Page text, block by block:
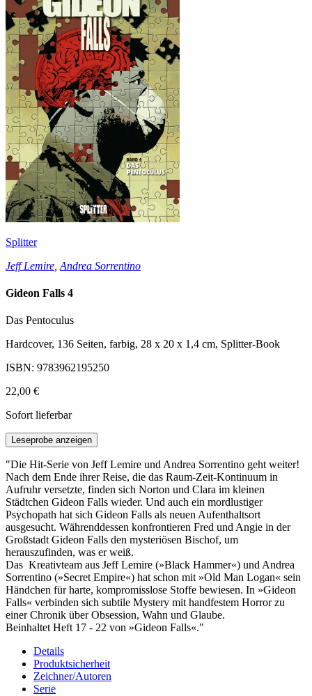
Splitter
Jeff Lemire Andrea Sorrentino
Gideon Falls 4
Das Pentoculus
Hardcover, 136 Seiten, farbig, 28 x 20 x 1,4 cm, Splitter-Book
ISBN: 9783962195250
22,00 €
Sofort lieferbar
Leseprobe anzeigen
"Die Hit-Serie von Jeff Lemire und Andrea Sorrentino geht weiter!
Nach dem Ende ihrer Reise, die das Raum-Zeit-Kontinuum in
Aufruhr versetzte, finden sich Norton und Clara im kleinen
Städtchen Gideon Falls wieder. Und auch ein mordlustiger
Psychopath hat sich Gideon Falls als neuen Aufenthaltsort
ausgesucht. Währenddessen konfrontieren Fred und Angie in der
Großstadt Gideon Falls den mysteriösen Bischof, um
herauszufinden, was er weiß.
Das Kreativteam aus Jeff Lemire (»Black Hammer«) und Andrea
Sorrentino (»Secret Empire«) hat schon mit »Old Man Logan« sein
Händchen für harte, kompromisslose Stoffe bewiesen. In »Gideon
Falls« verbinden sich subtile Mystery mit handfestem Horror zu
einer Chronik über Obsession, Wahn und Glaube.
Beinhaltet Heft 17 - 22 von »Gideon Falls«."
Details
Produktsicherheit
Zeichner/Autoren
Serie